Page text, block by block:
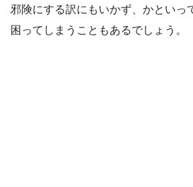
邪険にする訳にもいかず、かといっ
困ってしまうこともあるでしょう。